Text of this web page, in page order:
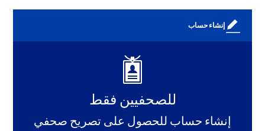
إنشاء حساب
للصحفيين فقط
إنشاء حساب للحصول على تصريح صحفي